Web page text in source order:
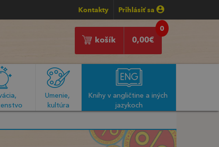
Kontakty Prihlásiť sa
0
0,00€
košík
Umenie,
kultúra
Knihy v angličtine a iných
jazykoch